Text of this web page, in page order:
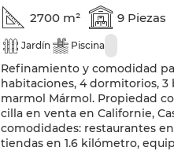
2700 m² 9 Piezas
Jardín Piscina
Refinamiento y comodidad
habitaciones, 4 dormitorios, 3
marmol Mármol. Propiedad
cilla en venta en Californie,
comodidades: restaurantes
tiendas en 1.6 kilómetro,